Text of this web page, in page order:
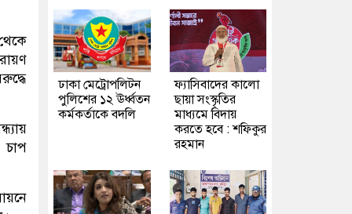
চাপ
ঢাকা মেট্রোপলিটন
পুলিশের ১২ ঊর্ধ্বতন
কর্মকর্তাকে বদলি
ফ্যাসিবাদের কালো
ছায়া সংস্কৃতির
মাধ্যমে বিদায়
করতে হবে : শফিকুর
রহমান